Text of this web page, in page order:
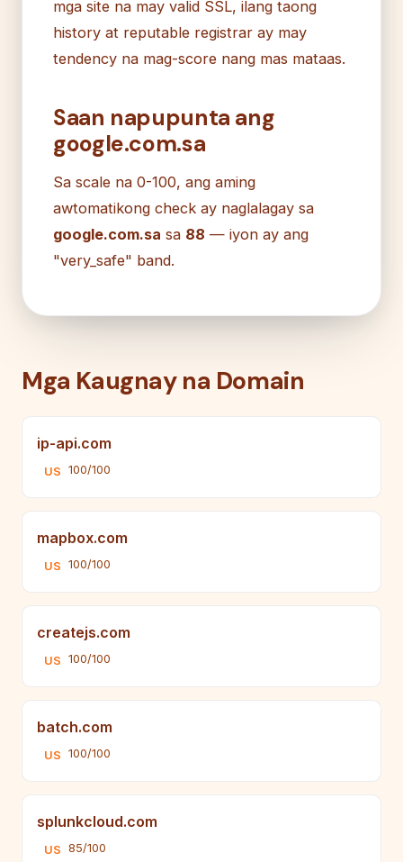
mga site na may valid SSL, ilang taong
history at reputable registrar ay may
tendency na mag-score nang mas mataas.
Saan napupunta ang
google.com.sa
Sa scale na 0-100, ang aming
awtomatikong check ay naglalagay sa
google.com.sa sa 88 — iyon ay ang
"very_safe" band.
Mga Kaugnay na Domain
ip-api.com
US 100/100
mapbox.com
US 100/100
createjs.com
US 100/100
batch.com
US 100/100
splunkcloud.com
US 85/100